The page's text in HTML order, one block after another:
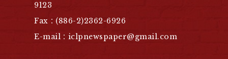
9123
Fax：(886-2)2362-6926
E-mail：iclpnewspaper@gmail.com